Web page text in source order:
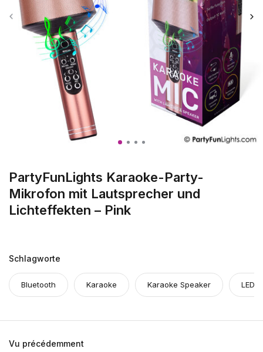
PartyFunLights Karaoke-Party-
Mikrofon mit Lautsprecher und
Lichteffekten – Pink
Schlagworte
Bluetooth Karaoke Karaoke Speaker LED
Vu précédemment